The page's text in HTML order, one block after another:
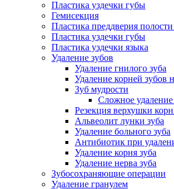
Пластика уздечки губы
Гемисекция
Пластика преддверия полости
Пластика уздечки губы
Пластика уздечки языка
Удаление зубов
Удаление гнилого зуба
Удаление корней зубов
Зуб мудрости
Сложное удаление
Резекция верхушки
Альвеолит лунки зуба
Удаление больного зуба
Антибиотик при
Удаление корня зуба
Удаление нерва зуба
Зубосохраняющие операции
Удаление гранулем